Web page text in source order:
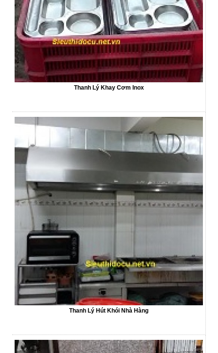
Thanh Lý Khay Cơm Inox
Thanh Lý Hút Khói Nhà Hàng